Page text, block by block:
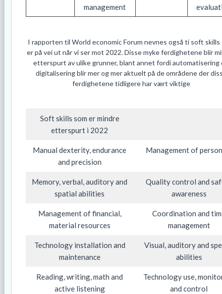
management
I rapporten til World economic Forum nevnes også ti soft skills
er på vei ut når vi ser mot 2022. Disse myke ferdighetene blir
etterspurt av ulike grunner, blant annet fordi automatisering
digitalisering blir mer og mer aktuelt på de områdene der
ferdighetene tidligere har vært viktige
Soft skills som er mindre
etterspurt i 2022
Manual dexterity, endurance
and precision
Management of
Memory, verbal, auditory and
spatial abilities
Quality control and
awareness
Management of financial,
material resources
Coordination and
management
Technology installation and
maintenance
Visual, auditory and
abilities
Reading, writing, math and
active listening
Technology use,
and control